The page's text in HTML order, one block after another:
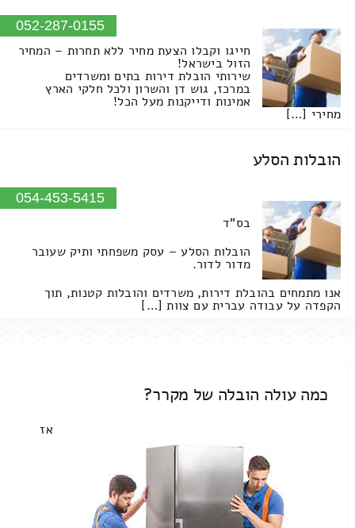
052-287-0155
חייגו וקבלו הצעת מחיר ללא תחרות – המחיר
הזול בישראל!
שירותי הובלת דירות בתים ומשרדים
במרכז, גוש דן והשרון ולכל חלקי הארץ
אמינות ודייקנות מעל הכל!
מחירי […]
הובלות הסלע
054-453-5415
בס"ד
הובלות הסלע – עסק משפחתי ותיק שעובר
מדור לדור.
אנו מתמחים בהובלת דירות, משרדים והובלות קטנות, תוך
הקפדה על עבודה עברית עם צוות […]
כמה עולה הובלה של מקרר?
אז